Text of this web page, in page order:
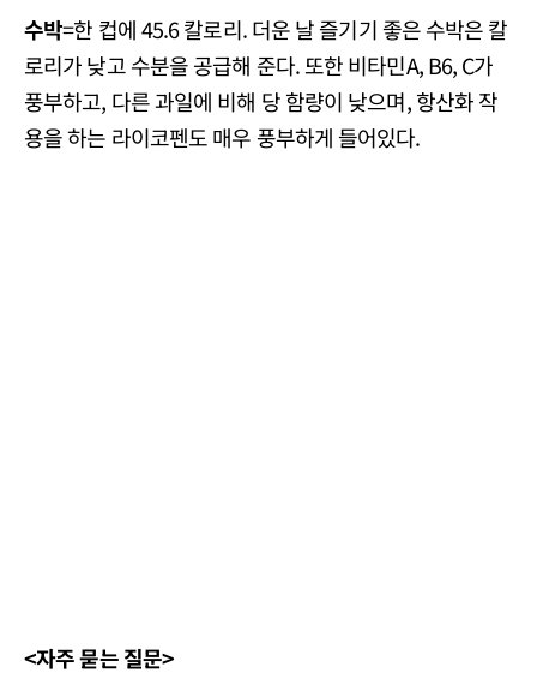
수박=한 컵에 45.6 칼로리. 더운 날 즐기기 좋은 수박은 칼
로리가 낮고 수분을 공급해 준다. 또한 비타민A, B6, C가
풍부하고, 다른 과일에 비해 당 함량이 낮으며, 항산화 작
용을 하는 라이코펜도 매우 풍부하게 들어있다.
<자주 묻는 질문>